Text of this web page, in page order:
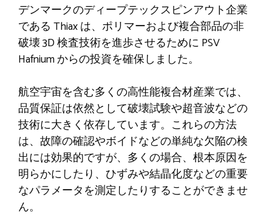
デンマークのディープテックスピンアウト企業
である Thiax は、ポリマーおよび複合部品の非
破壊 3D 検査技術を進歩させるために PSV
Hafnium からの投資を確保しました。
航空宇宙を含む多くの高性能複合材産業では、
品質保証は依然として破壊試験や超音波などの
技術に大きく依存しています。これらの方法
は、故障の確認やボイドなどの単純な欠陥の検
出には効果的ですが、多くの場合、根本原因を
明らかにしたり、ひずみや結晶化度などの重要
なパラメータを測定したりすることができませ
ん。